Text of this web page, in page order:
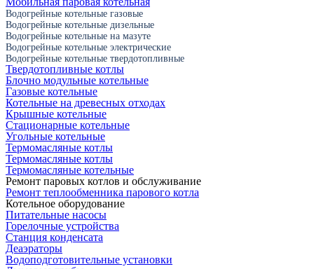
Водогрейные котельные газовые
Водогрейные котельные дизельные
Водогрейные котельные на мазуте
Водогрейные котельные электрические
Водогрейные котельные твердотопливные
Твердотопливные котлы
Блочно модульные котельные
Газовые котельные
Котельные на древесных отходах
Крышные котельные
Стационарные котельные
Угольные котельные
Термомасляные котлы
Термомасляные котлы
Термомасляные котельные
Ремонт паровых котлов и обслуживание
Ремонт теплообменника парового котла
Котельное оборудование
Питательные насосы
Горелочные устройства
Станция конденсата
Деаэраторы
Водоподготовительные установки